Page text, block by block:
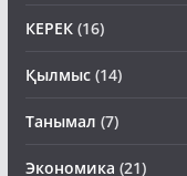
КЕРЕК(16)
Қылмыс(14)
Танымал (7)
Экономика (21)